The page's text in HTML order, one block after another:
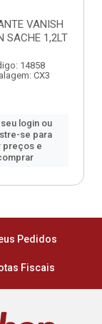
VANISH
SACHE 1,2LT
14858
CX3
login ou
se para
preços e
Pedidos
Fiscais